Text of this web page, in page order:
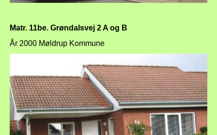
Matr. 11be. Grøndalsvej 2 A og B
År 2000 Møldrup Kommune